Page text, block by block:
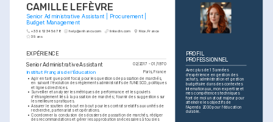
CAMILLE LEFÈVRE
Senior Administrative Assistant | Procurement |
Budget Management
+33 6 12 34 56 78 help@enhancv.com linkedin.com
Nice, France
35 ans
EXPÉRIENCE
Senior Administrative Assistant 02/2017 - 01/1970
Institut Français de l'Éducation
Paris, France
• Agir en tant que point focal pour les questions de passation de marchés,
en suivant l'évolution des règlements administratifs de l'UNESCO, politiques
et lignes directrices.
• Surveiller et analyser les métriques de performance et les goulets
d'étranglement liés à la passation de marchés ; fournir des suggestions sur
les meilleures pratiques.
• Assurer le soutien de bout en bout pour les contrats relatifs aux unités de
recherche, partenariats et opérations.
• Coordonner la conclusion des dossiers de passation de marchés, rédiger
des recommandations et gérer les approbations nécessaires à tous les
PROFIL
PROFESSIONNEL
Avec plus de 15 années
d'expérience en gestion des
achats, administration et gestion
budgétaire dans des contextes
internationaux, mon expertise et
mes compétences techniques
font de moi un atout majeur pour
atteindre les objectifs de
l'Agenda 2030 pour l'éducation
durable.